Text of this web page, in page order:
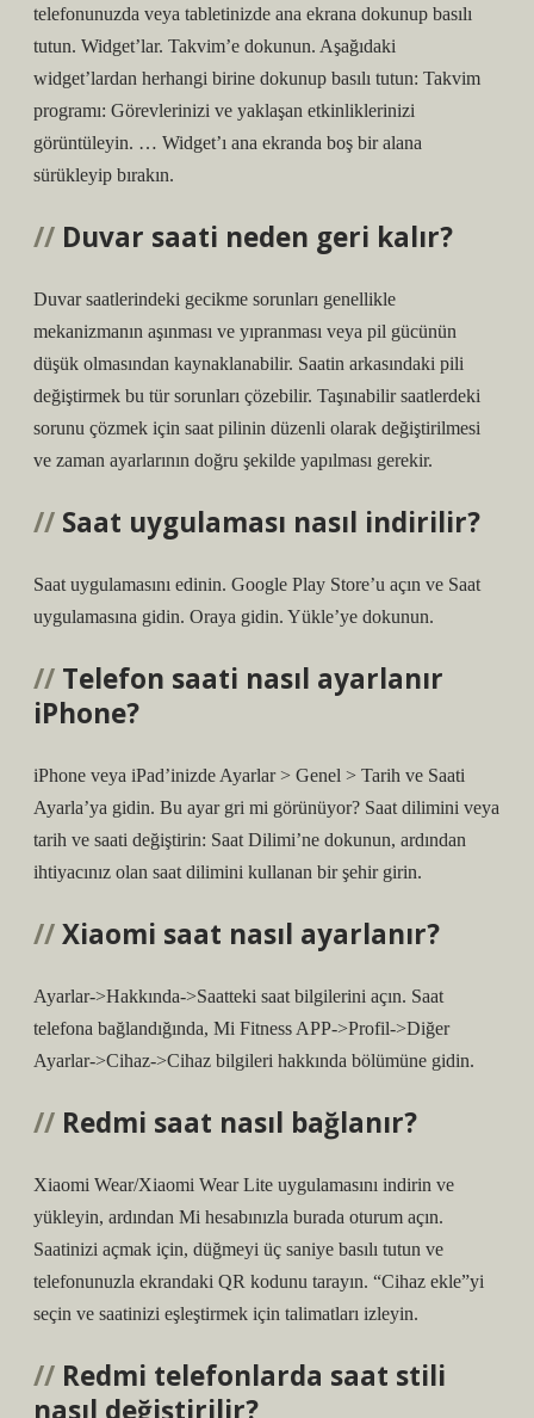
telefonunuzda veya tabletinizde ana ekrana dokunup basılı
tutun. Widget’lar. Takvim’e dokunun. Aşağıdaki
widget’lardan herhangi birine dokunup basılı tutun: Takvim
programı: Görevlerinizi ve yaklaşan etkinliklerinizi
görüntüleyin. … Widget’ı ana ekranda boş bir alana
sürükleyip bırakın.
Duvar saati neden geri kalır?
Duvar saatlerindeki gecikme sorunları genellikle
mekanizmanın aşınması ve yıpranması veya pil gücünün
düşük olmasından kaynaklanabilir. Saatin arkasındaki pili
değiştirmek bu tür sorunları çözebilir. Taşınabilir saatlerdeki
sorunu çözmek için saat pilinin düzenli olarak değiştirilmesi
ve zaman ayarlarının doğru şekilde yapılması gerekir.
Saat uygulaması nasıl indirilir?
Saat uygulamasını edinin. Google Play Store’u açın ve Saat
uygulamasına gidin. Oraya gidin. Yükle’ye dokunun.
Telefon saati nasıl ayarlanır
iPhone?
iPhone veya iPad’inizde Ayarlar > Genel > Tarih ve Saati
Ayarla’ya gidin. Bu ayar gri mi görünüyor? Saat dilimini veya
tarih ve saati değiştirin: Saat Dilimi’ne dokunun, ardından
ihtiyacınız olan saat dilimini kullanan bir şehir girin.
Xiaomi saat nasıl ayarlanır?
Ayarlar->Hakkında->Saatteki saat bilgilerini açın. Saat
telefona bağlandığında, Mi Fitness APP->Profil->Diğer
Ayarlar->Cihaz->Cihaz bilgileri hakkında bölümüne gidin.
Redmi saat nasıl bağlanır?
Xiaomi Wear/Xiaomi Wear Lite uygulamasını indirin ve
yükleyin, ardından Mi hesabınızla burada oturum açın.
Saatinizi açmak için, düğmeyi üç saniye basılı tutun ve
telefonunuzla ekrandaki QR kodunu tarayın. “Cihaz ekle”yi
seçin ve saatinizi eşleştirmek için talimatları izleyin.
Redmi telefonlarda saat stili
nasıl değiştirilir?